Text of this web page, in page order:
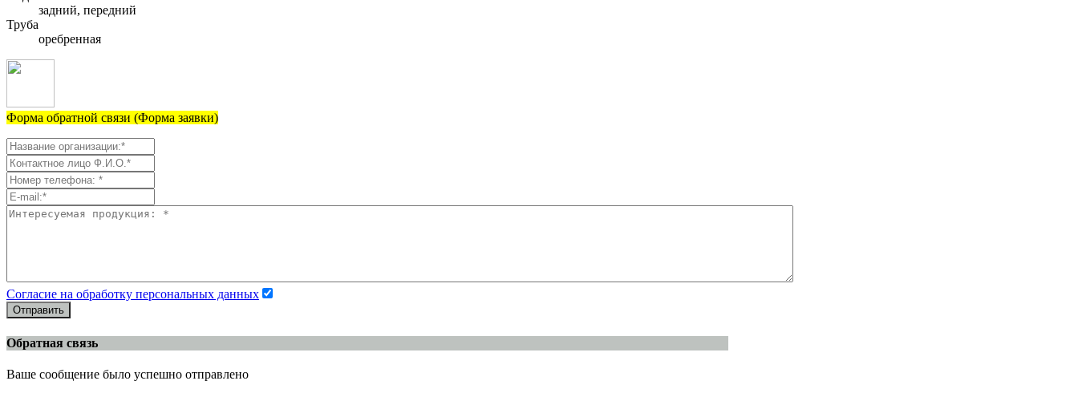
задний, передний
Труба
оребренная
Форма обратной связи (Форма заявки)
Согласие на обработку персональных данных
Отправить
Обратная связь
Ваше сообщение было успешно отправлено